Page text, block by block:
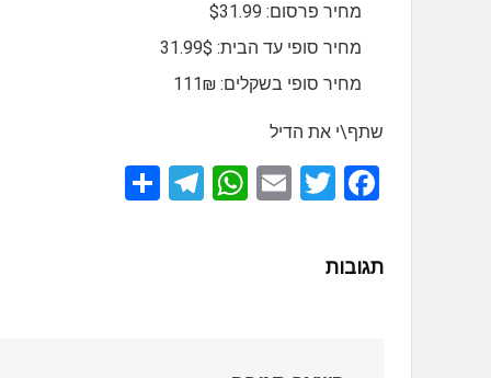
מחיר פרסום: $31.99
מחיר סופי עד הבית: 31.99$
מחיר סופי בשקלים: 111₪
שתף\י את הדיל
F
ce
b
T
E
W
T
תגובות